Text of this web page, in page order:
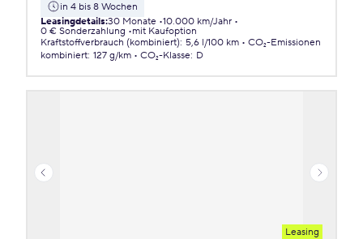
in 4 bis 8 Wochen
Leasingdetails:30 Monate 10.000 km/Jahr
0 € Sonderzahlung
mit Kaufoption
Kraftstoffverbrauch (kombiniert): 5,6 l/100 km
CO₂-Emissionen
kombiniert: 127 g/km CO₂-Klasse: D
Leasing